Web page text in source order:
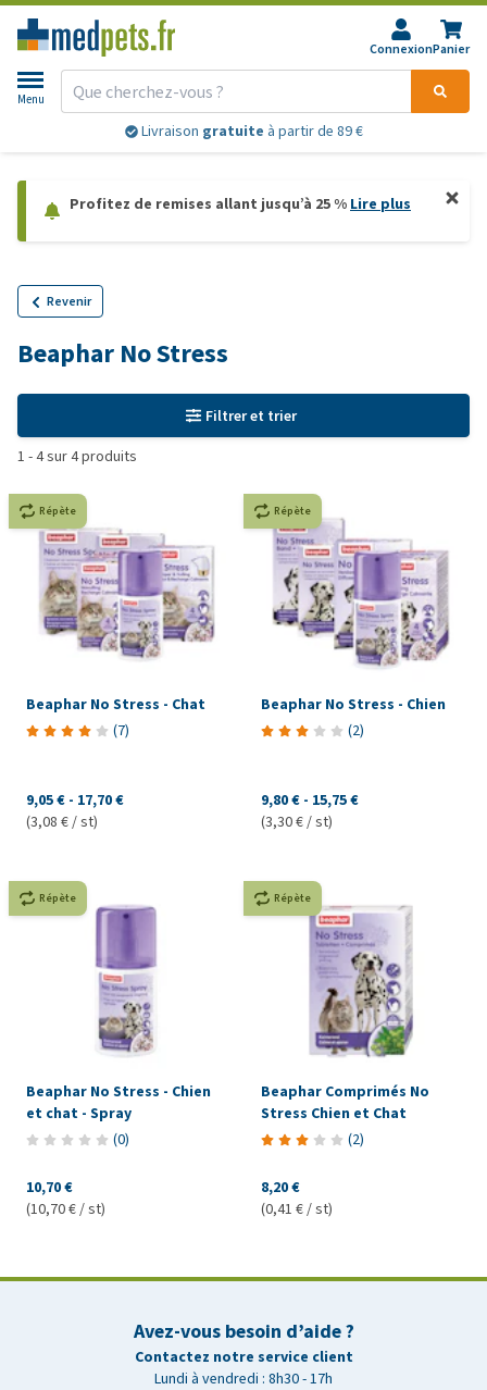
ConnexionPanier
Menu
Livraison gratuite à partir de 89 €
Profitez de remises allant jusqu’à 25 % Lire plus
Revenir
Beaphar No Stress
Filtrer et trier
1 -4sur4produits
Répète
Beaphar No Stress - Chat
(7)
9,05 € - 17,70 €
(3,08 € / st)
Répète
Beaphar No Stress - Chien
(2)
9,80 € - 15,75 €
(3,30 € / st)
Répète
Beaphar No Stress - Chien
et chat - Spray
(0)
10,70 €
(10,70 € / st)
Répète
Beaphar Comprimés No
Stress Chien et Chat
(2)
8,20 €
(0,41 € / st)
Avez-vous besoin d’aide ?
Contactez notre service client
Lundi à vendredi : 8h30 - 17h